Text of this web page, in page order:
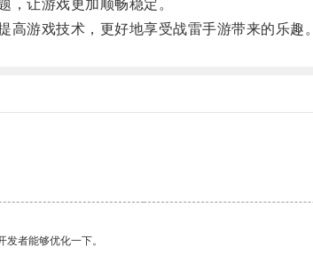
让游戏更加顺畅稳定。
游戏技术，更好地享受战雷手游带来的乐趣。
者能够优化一下。